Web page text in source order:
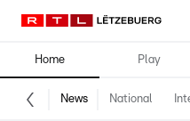
Home Play
News National